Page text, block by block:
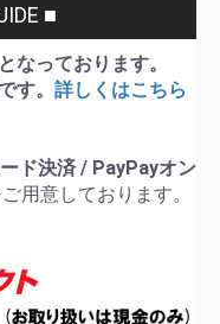
■
なっております。
す。 詳しくはこちら
ド決済 / PayPayオン
用意しております。